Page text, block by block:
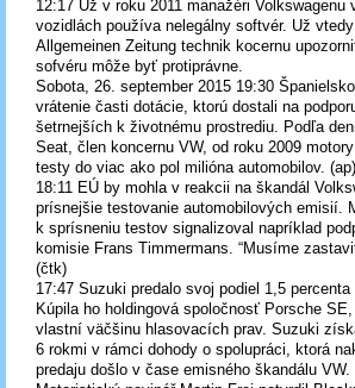
12:17 Už v roku 2011 manažéri Volkswagenu
vozidlách používa nelegálny softvér. Už
Allgemeinen Zeitung technik kocernu
sofvéru môže byť protiprávne.
Sobota, 26. september 2015 19:30
vrátenie časti dotácie, ktorú dostali na
šetrnejších k životnému prostrediu. Podľa
Seat, člen koncernu VW, od roku 2009
testy do viac ako pol milióna automobilov. (ap)
18:11 EÚ by mohla v reakcii na škandál
prísnejšie testovanie automobilových emisií.
k sprísneniu testov signalizoval napríklad
komisie Frans Timmermans. “Musíme
(čtk)
17:47 Suzuki predalo svoj podiel 1,5 percenta
Kúpila ho holdingová spoločnosť Porsche
vlastní väčšinu hlasovacích prav. Suzuki
6 rokmi v rámci dohody o spolupráci, ktorá
predaju došlo v čase emisného škandálu VW.